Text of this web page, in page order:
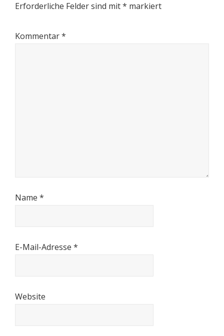
Erforderliche Felder sind mit* markiert
Kommentar*
Name *
E-Mail-Adresse *
Website